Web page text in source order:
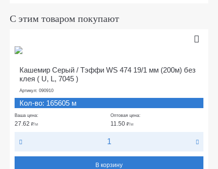
С этим товаром покупают
Кашемир Серый / Тэффи WS 474 19/1 мм (200м) без
клея ( U, L, 7045 )
Артикул: 090910
Кол-во: 165605 м
Ваша цена:
27.62 ₽/м
Оптовая цена:
11.50 ₽/м
В корзину